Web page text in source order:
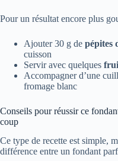
Pour un résultat encore plus
Ajouter 30 g de pépites
cuisson
Servir avec quelques
Accompagner d’une
fromage blanc
Conseils pour réussir ce
coup
Ce type de recette est simple,
différence entre un fondant